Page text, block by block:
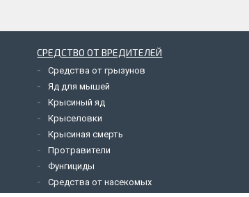
СРЕДСТВО ОТ ВРЕДИТЕЛЕЙ
Средства от грызунов
Яд для мышей
Крысиный яд
Крыселовки
Крысиная смерть
Протравители
Фунгициды
Средства от насекомых